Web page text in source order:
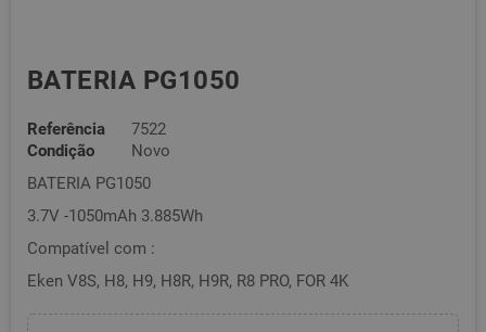
BATERIA PG1050
Referência
7522
Condição
Novo
BATERIA PG1050
3.7V -1050mAh 3.885Wh
Compatível com :
Eken V8S, H8, H9, H8R, H9R, R8 PRO, FOR 4K